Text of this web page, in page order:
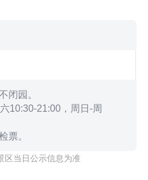
闭园。
10:30-21:00，周日-周
票。
区当日公示信息为准